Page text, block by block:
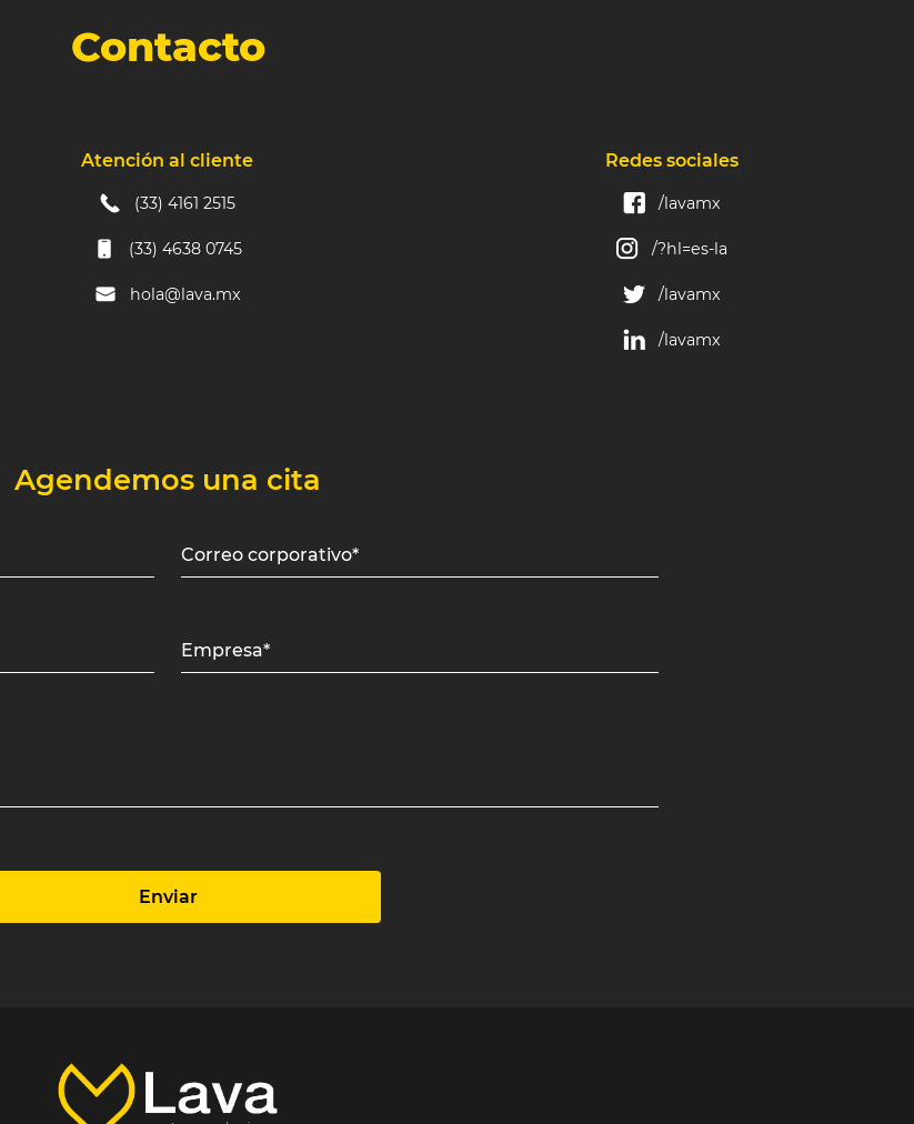
Contacto
Atención al cliente
(33) 4161 2515
(33) 4638 0745
hola@lava.mx
Redes sociales
/lavamx
/?hl=es-la
/lavamx
/lavamx
Agendemos una cita
Correo corporativo*
Empresa*
Enviar